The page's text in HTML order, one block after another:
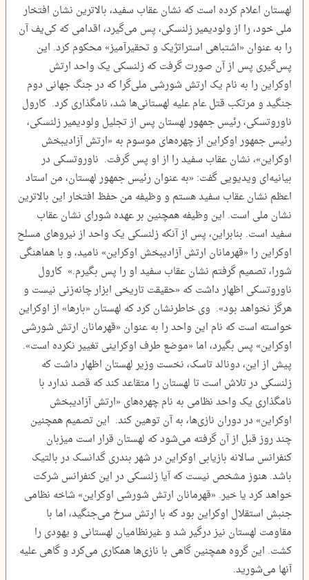
لهستان اعلام کرده است که نشان عقاب سفید، بالاترین نشان افتخار
ملی خود، را از ولودیمیر زلنسکی، پس می‌گیرد، اقدامی که کی‌یف آن
را به عنوان «اشتباهی استراتژیک و تحقیرآمیز» محکوم کرد. این
پس‌گیری پس از آن صورت گرفت که زلنسکی یک واحد ارتش
اوکراین را به نام یک ارتش شورشی ملی‌گرا که در جنگ جهانی دوم
جنگید و مرتکب قتل عام علیه لهستانی‌ها شد، نامگذاری کرد. کارول
ناوروتسکی، رئیس جمهور لهستان پس از تجلیل ولودیمیر زلنسکی،
رئیس جمهور اوکراین از چهره‌های موسوم به «ارتش آزادیبخش
اوکراین»، نشان عقاب سفید را از او پس گرفت. ناوروتسکی در
بیانیه‌ای ویدیویی گفت: «به عنوان رئیس جمهور لهستان، من استاد
اعظم نشان عقاب سفید هستم و وظیفه من حفظ افتخار این بالاترین
نشان ملی است. این وظیفه همچنین بر عهده شورای نشان عقاب
سفید است. بنابراین، پس از آنکه زلنسکی یک واحد از نیروهای مسلح
اوکراین را «قهرمانان ارتش آزادیبخش اوکراین» نامید، و با هماهنگی
شورا، تصمیم گرفتم نشان عقاب سفید او را پس بگیرم.» کارول
ناوروتسکی اظهار داشت که «حقیقت تاریخی ابزار چانه‌زنی نیست و
هرگز نخواهد بود». وی خاطرنشان کرد که لهستان «بارها» از اوکراین
خواسته است که نام این واحد را به عنوان «قهرمانان ارتش شورشی
اوکراین» پس بگیرد، اما «موضع طرف اوکراینی تغییر نکرده است».
پیش از این، دونالد تاسک، نخست وزیر لهستان اظهار داشت که
زلنسکی در تلاش است تا لهستان را متقاعد کند که قصد ندارد با
نامگذاری یک واحد نظامی به نام چهره‌های «ارتش آزادیبخش
اوکراین» در دوران نازی‌ها، به آن توهین کند. این تصمیم همچنین
چند روز قبل از آن گرفته می‌شود که لهستان قرار است میزبان
کنفرانس سالانه بازیابی اوکراین در شهر بندری گدانسک در بالتیک
باشد. هنوز مشخص نیست که آیا زلنسکی در این کنفرانس شرکت
خواهد کرد یا خیر. «قهرمانان ارتش شورشی اوکراین» شاخه نظامی
جنبش استقلال اوکراین بود که با ارتش سرخ می‌جنگید، اما با
مقاومت لهستان نیز درگیر شد و غیرنظامیان لهستانی و یهودی را
کشت. این گروه همچنین گاهی با نازی‌ها همکاری می‌کرد و گاهی علیه
آنها می‌شورید.